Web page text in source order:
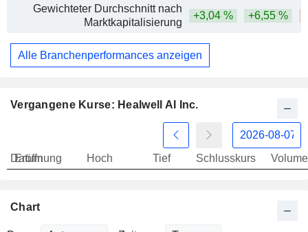
Gewichteter Durchschnitt nach
Marktkapitalisierung
+3,04 % +6,55 %
Alle Branchenperformances anzeigen
Vergangene Kurse: Healwell AI Inc.
Datum
Eröffnung Hoch Tief Schlusskurs
Chart